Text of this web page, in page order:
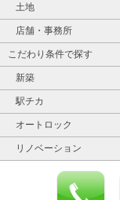
土地
店舗・事務所
こだわり条件で探す
新築
駅チカ
オートロック
リノベーション